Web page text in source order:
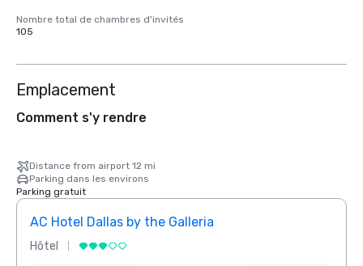
Nombre total de chambres d'invités
105
Emplacement
Comment s'y rendre
Distance from airport 12 mi
Parking dans les environs
Parking gratuit
AC Hotel Dallas by the Galleria
Hôtel